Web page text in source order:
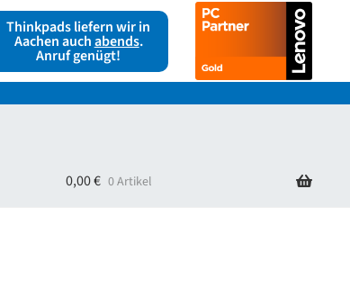
Thinkpads liefern wir in
Aachen auchabends.
Anruf genügt!
Warenkorb
0,00€ 0 Artikel